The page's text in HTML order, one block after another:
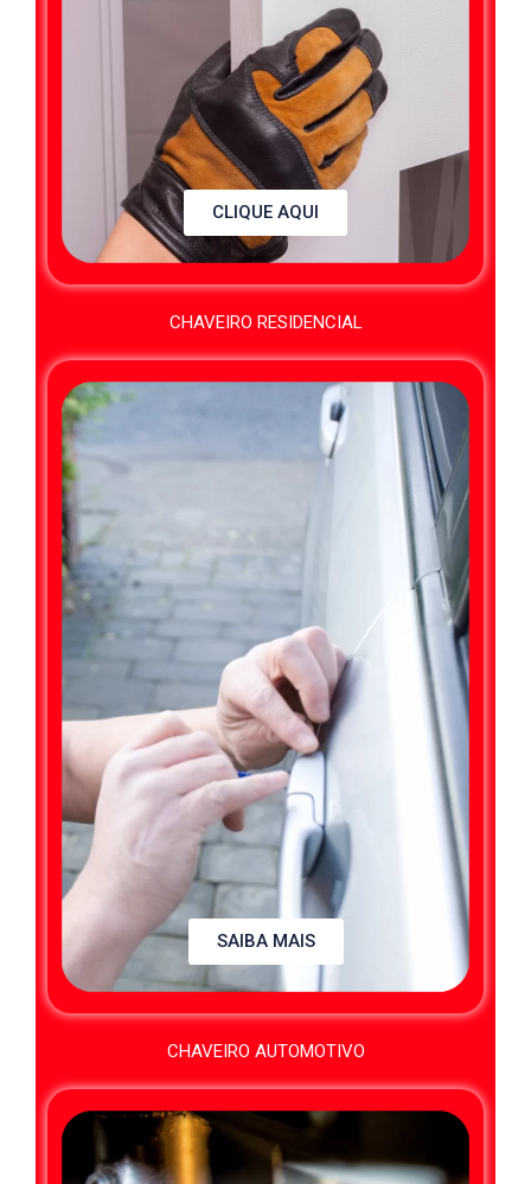
CLIQUE AQUI
CHAVEIRO RESIDENCIAL
SAIBA MAIS
CHAVEIRO AUTOMOTIVO